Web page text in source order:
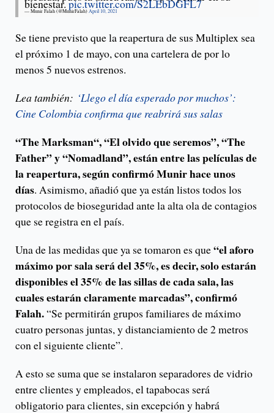
bienestar.pic.twitter.com/S2LEbDGFL7
— Munir Falah (@MunirFalah) April 10, 2021
Se tiene previsto que la reapertura de sus Multiplex sea
el próximo 1 de mayo, con una cartelera de por lo
menos 5 nuevos estrenos.
Lea también: ‘Llego el día esperado por muchos’:
Cine Colombia confirma que reabrirá sus salas
“The Marksman“, “El olvido que seremos”, “The
Father” y “Nomadland”, están entre las películas de
la reapertura, según confirmó Munir hace unos
días. Asimismo, añadió que ya están listos todos los
protocolos de bioseguridad ante la alta ola de contagios
que se registra en el país.
Una de las medidas que ya se tomaron es que“el aforo
máximo por sala será del 35%, es decir, solo estarán
disponibles el 35% de las sillas de cada sala, las
cuales estarán claramente marcadas”, confirmó
Falah.“Se permitirán grupos familiares de máximo
cuatro personas juntas, y distanciamiento de 2 metros
con el siguiente cliente”.
A esto se suma que se instalaron separadores de vidrio
entre clientes y empleados, el tapabocas será
obligatorio para clientes, sin excepción y habrá